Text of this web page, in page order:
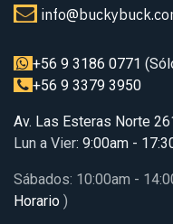
+56 9 3186 0771
+56 9 3379 3950
Av. Las Esteras Norte
Lun a Vier: 9:00am -
Sábados: 10:00am -
Horario )